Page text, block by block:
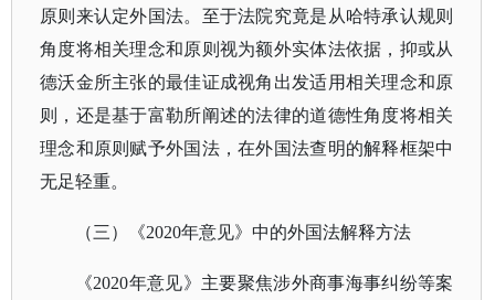
原则来认定外国法。至于法院究竟是从哈特承认规则
角度将相关理念和原则视为额外实体法依据，抑或从
德沃金所主张的最佳证成视角出发适用相关理念和原
则，还是基于富勒所阐述的法律的道德性角度将相关
理念和原则赋予外国法，在外国法查明的解释框架中
无足轻重。
（三） 《2020年意见》中的外国法解释方法
《2020年意见》主要聚焦涉外商事海事纠纷等案